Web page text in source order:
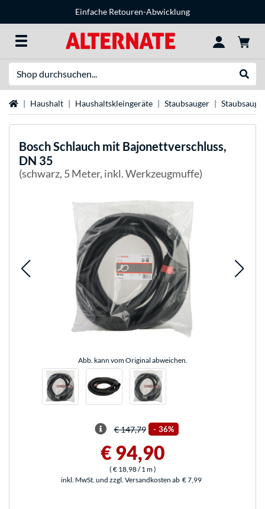
Einfache Retouren-Abwicklung
StartseiteHaushalt Haushaltskleingeräte Staubsauger
BoschSchlauch mit Bajonettverschluss,
DN 35
(schwarz, 5 Meter, inkl. Werkzeugmuffe)
Abb. kann vom Original abweichen.
€ 147,79 - 36%
€ 94,90
( € 18,98/ 1 m)
inkl. MwSt. und zzgl. Versandkosten ab € 7,99